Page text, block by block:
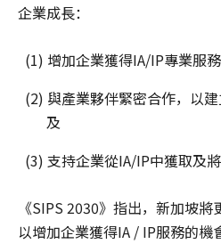
企業成長：
(1) 增加企業獲得IA/IP專業服務
(2) 與產業夥伴緊密合作，以
及
(3) 支持企業從IA/IP中獲取及將
《SIPS 2030》指出，新加坡將
以增加企業獲得IA / IP服務的機